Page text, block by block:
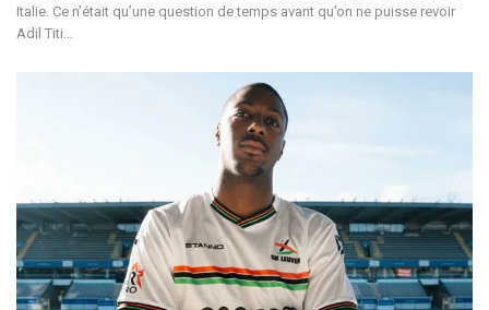
Italie. Ce n’était qu’une question de temps avant qu’on ne puisse revoir
Adil Titi…